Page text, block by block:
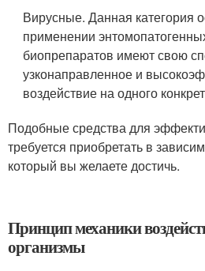
Вирусные. Данная категория
применении
биопрепаратов имеют свою
узконаправленное и
воздействие на одного
Подобные средства для
требуется приобретать в
который вы желаете достичь.
Принцип механики
организмы